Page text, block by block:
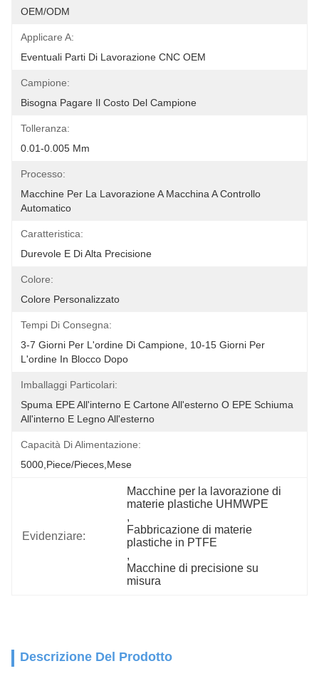
OEM/ODM
Applicare A:
Eventuali Parti Di Lavorazione CNC OEM
Campione:
Bisogna Pagare Il Costo Del Campione
Tolleranza:
0.01-0.005 Mm
Processo:
Macchine Per La Lavorazione A Macchina A Controllo
Automatico
Caratteristica:
Durevole E Di Alta Precisione
Colore:
Colore Personalizzato
Tempi Di Consegna:
3-7 Giorni Per L'ordine Di Campione, 10-15 Giorni Per
L'ordine In Blocco Dopo
Imballaggi Particolari:
Spuma EPE All'interno E Cartone All'esterno O EPE Schiuma
All'interno E Legno All'esterno
Capacità Di Alimentazione:
5000,Piece/Pieces,Mese
Evidenziare:
Macchine per la lavorazione di
materie plastiche UHMWPE
,
Fabbricazione di materie
plastiche in PTFE
,
Macchine di precisione su
misura
Descrizione Del Prodotto